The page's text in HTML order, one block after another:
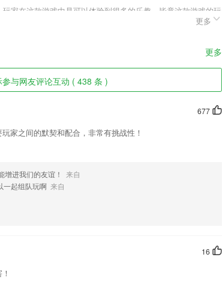
家在这款游戏中是可以体验到很多的乐趣，毕竟这款游戏的玩
家一定要把自己的等级提升上来，这样子才能开启跟多的玩法
具电子处方，在线购买处方药，处方药也可在线购买直接送货
观看的哦
哪
含了注释、翻译和赏析，随手查阅，方便学习
更多
更多
与网友评论互动 ( 438 条 )
677
家之间的默契和配合，非常有挑战性！
增进我们的友谊！
来自
一起组队玩啊 来自
16